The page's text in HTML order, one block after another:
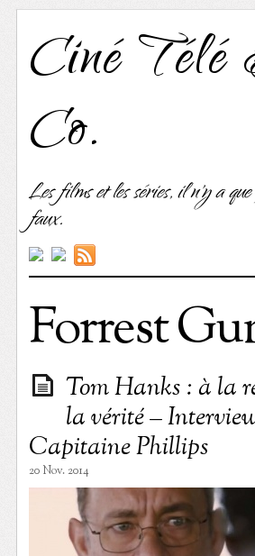
Ciné Télé
Co.
Les films et les séries, il n'y a
faux.
Forrest
Tom Hanks : à la
la vérité –
Capitaine Phillips
20 Nov. 2014